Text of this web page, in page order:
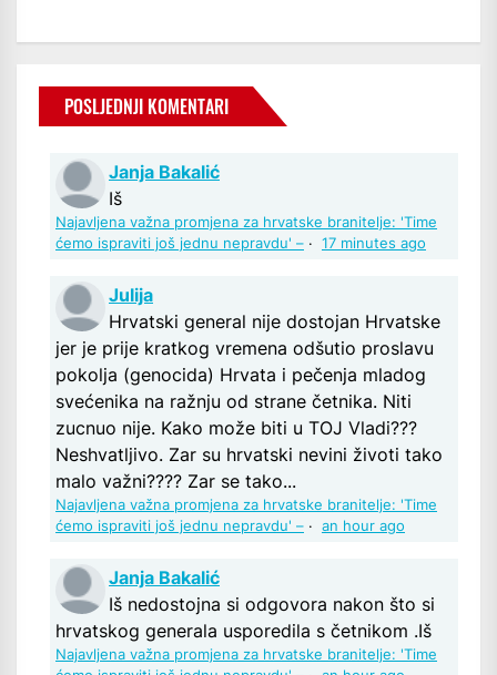
POSLJEDNJI KOMENTARI
Janja Bakalić
Iš
Najavljena važna promjena za hrvatske branitelje: 'Time
ćemo ispraviti još jednu nepravdu' – · 17 minutes ago
Julija
Hrvatski general nije dostojan Hrvatske
jer je prije kratkog vremena odšutio proslavu
pokolja (genocida) Hrvata i pečenja mladog
svećenika na ražnju od strane četnika. Niti
zucnuo nije. Kako može biti u TOJ Vladi???
Neshvatljivo. Zar su hrvatski nevini životi tako
malo važni???? Zar se tako...
Najavljena važna promjena za hrvatske branitelje: 'Time
ćemo ispraviti još jednu nepravdu' – · an hour ago
Janja Bakalić
Iš nedostojna si odgovora nakon što si
hrvatskog generala usporedila s četnikom .Iš
Najavljena važna promjena za hrvatske branitelje: 'Time